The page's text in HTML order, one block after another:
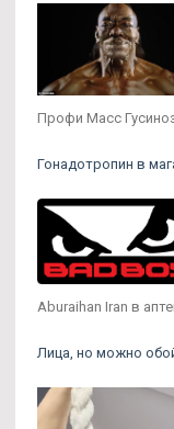
Профи Масс
Гонадотропин в
Aburaihan Iran в
Лица, но можно